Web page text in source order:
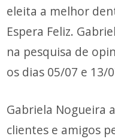
eleita a melhor
Espera Feliz.
na pesquisa de
os dias 05/07 e 13/
Gabriela Nogueira
clientes e amigos